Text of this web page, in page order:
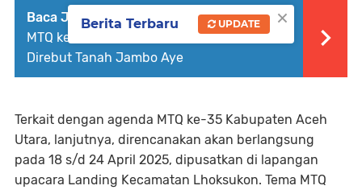
Baca Juga : Wabup Tarmizi Panyang Tutup
MTQ ke-35 Aceh Utara, Juara Umum
Direbut Tanah Jambo Aye
Terkait dengan agenda MTQ ke-35 Kabupaten Aceh
Utara, lanjutnya, direncanakan akan berlangsung
pada 18 s/d 24 April 2025, dipusatkan di lapangan
upacara Landing Kecamatan Lhoksukon. Tema MTQ
×
Berita Terbaru UPDATE